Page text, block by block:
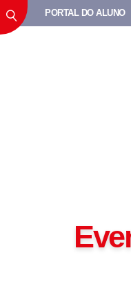
PORTAL DO ALUNO